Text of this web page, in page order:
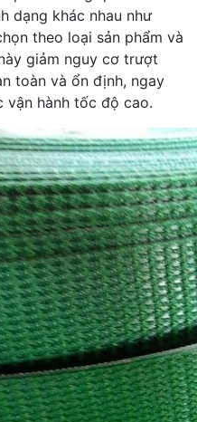
dạng khác nhau như
theo loại sản phẩm và
giảm nguy cơ trượt
toàn và ổn định, ngay
vận hành tốc độ cao.